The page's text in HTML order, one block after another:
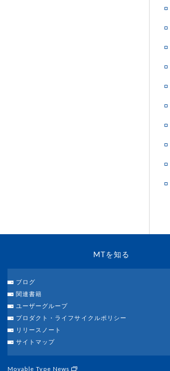
MTを知る
ブログ
関連書籍
ユーザーグループ
プロダクト・ライフサイクルポリシー
リリースノート
サイトマップ
Movable Type News